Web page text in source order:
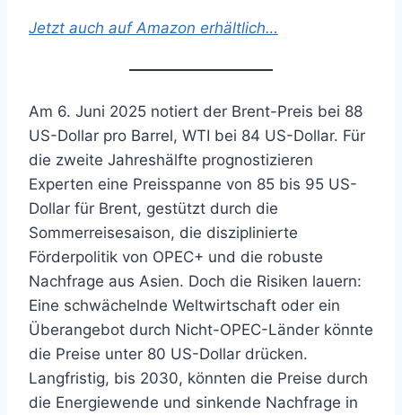
Jetzt auch auf Amazon erhältlich…
Am 6. Juni 2025 notiert der Brent-Preis bei 88
US-Dollar pro Barrel, WTI bei 84 US-Dollar. Für
die zweite Jahreshälfte prognostizieren
Experten eine Preisspanne von 85 bis 95 US-
Dollar für Brent, gestützt durch die
Sommerreisesaison, die disziplinierte
Förderpolitik von OPEC+ und die robuste
Nachfrage aus Asien. Doch die Risiken lauern:
Eine schwächelnde Weltwirtschaft oder ein
Überangebot durch Nicht-OPEC-Länder könnte
die Preise unter 80 US-Dollar drücken.
Langfristig, bis 2030, könnten die Preise durch
die Energiewende und sinkende Nachfrage in